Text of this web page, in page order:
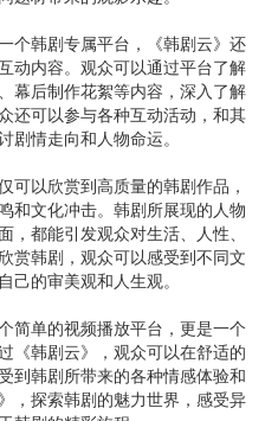
个韩剧专属平台，《韩剧云》还
动内容。观众可以通过平台了解
幕后制作花絮等内容，深入了解
还可以参与各种互动活动，和其
剧情走向和人物命运。
可以欣赏到高质量的韩剧作品，
和文化冲击。韩剧所展现的人物
都能引发观众对生活、人性、
赏韩剧，观众可以感受到不同文
己的审美观和人生观。
简单的视频播放平台，更是一个
《韩剧云》，观众可以在舒适的
到韩剧所带来的各种情感体验和
，探索韩剧的魅力世界，感受异